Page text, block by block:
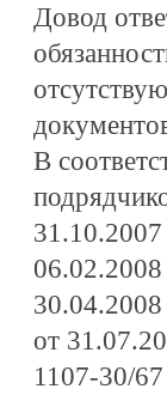
Довод
В
от
1107-30/